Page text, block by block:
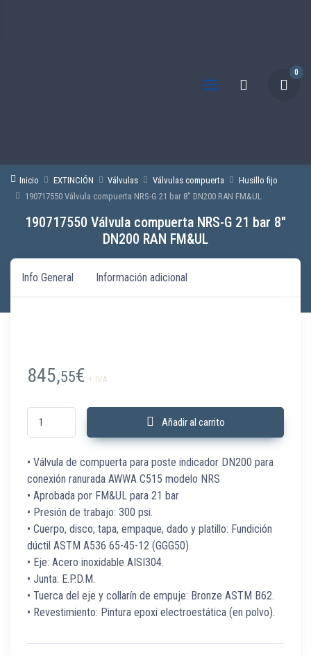
0
Inicio EXTINCIÓN Válvulas Válvulas compuerta
Husillo fijo
190717550 Válvula compuerta NRS-G 21 bar 8″ DN200 RAN FM&UL
190717550 Válvula compuerta NRS-G 21 bar 8″
DN200 RAN FM&UL
Info General Información adicional
845,55€ + IVA
190717550 Válvula compuerta NRS-G 21 bar 8" DN200 RAN FM&UL
Añadir al carrito
• Válvula de compuerta para poste indicador DN200 para
conexión ranurada AWWA C515 modelo NRS
• Aprobada por FM&UL para 21 bar
• Presión de trabajo: 300 psi.
• Cuerpo, disco, tapa, empaque, dado y platillo: Fundición
dúctil ASTM A536 65-45-12 (GGG50).
• Eje: Acero inoxidable AISI304.
• Junta: E.P.D.M.
• Tuerca del eje y collarín de empuje: Bronze ASTM B62.
• Revestimiento: Pintura epoxi electroestática (en polvo).